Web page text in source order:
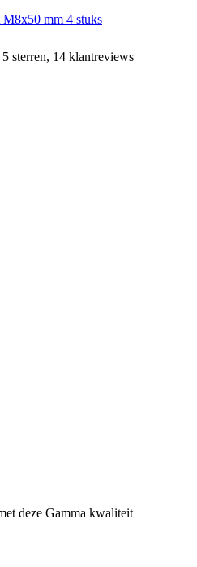
mm 4 stuks
sterren, 14 klantreviews
deze Gamma kwaliteit